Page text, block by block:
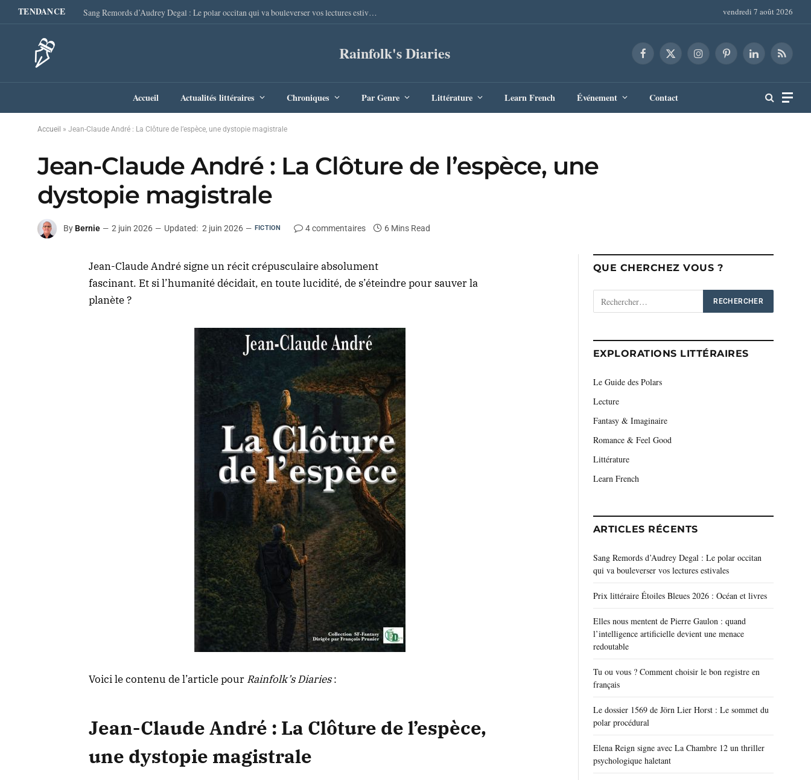
TENDANCE Sang Remords d’Audrey Degal : Le polar occitan qui va bouleverser vos lectures estivales vendredi 7 août 2026
Rainfolk's Diaries Facebook
X
InstagramPinterestLinkedInRSS
Accueil Actualités littéraires Chroniques Par Genre Littérature Learn French Événement Contact
Accueil » Jean-Claude André : La Clôture de l’espèce, une dystopie magistrale
Jean-Claude André : La Clôture de l’espèce, une
dystopie magistrale
By Bernie 2 juin 2026 Updated: 2 juin 2026 FICTION 4 commentaires 6 Mins Read
Jean-Claude André signe un récit crépusculaire absolument
fascinant. Et si l’humanité décidait, en toute lucidité, de s’éteindre pour sauver la
planète ?
Voici le contenu de l’article pour Rainfolk’s Diaries:
Jean-Claude André : La Clôture de l’espèce,
une dystopie magistrale
QUE CHERCHEZ VOUS ?
EXPLORATIONS LITTÉRAIRES
Le Guide des Polars
Lecture
Fantasy & Imaginaire
Romance & Feel Good
Littérature
Learn French
ARTICLES RÉCENTS
Sang Remords d’Audrey Degal : Le polar occitan
qui va bouleverser vos lectures estivales
Prix littéraire Étoiles Bleues 2026 : Océan et livres
Elles nous mentent de Pierre Gaulon : quand
l’intelligence artificielle devient une menace
redoutable
Tu ou vous ? Comment choisir le bon registre en
français
Le dossier 1569 de Jörn Lier Horst : Le sommet du
polar procédural
Elena Reign signe avec La Chambre 12 un thriller
psychologique haletant